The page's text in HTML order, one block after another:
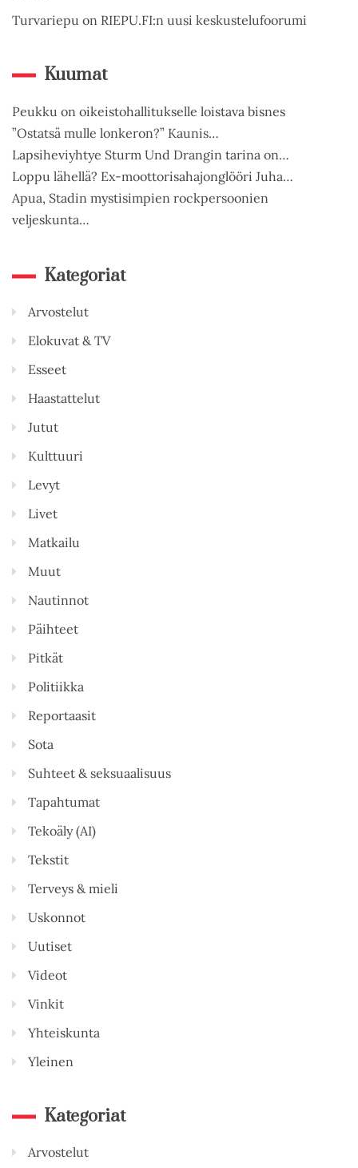
Turvariepu on RIEPU.FI:n uusi keskustelufoorumi
Kuumat
Peukku on oikeistohallitukselle loistava bisnes
”Ostatsä mulle lonkeron?” Kaunis…
Lapsiheviyhtye Sturm Und Drangin tarina on…
Loppu lähellä? Ex-moottorisahajonglööri Juha…
Apua, Stadin mystisimpien rockpersoonien
veljeskunta…
Kategoriat
Arvostelut
Elokuvat & TV
Esseet
Haastattelut
Jutut
Kulttuuri
Levyt
Livet
Matkailu
Muut
Nautinnot
Päihteet
Pitkät
Politiikka
Reportaasit
Sota
Suhteet & seksuaalisuus
Tapahtumat
Tekoäly (AI)
Tekstit
Terveys & mieli
Uskonnot
Uutiset
Videot
Vinkit
Yhteiskunta
Yleinen
Kategoriat
Arvostelut